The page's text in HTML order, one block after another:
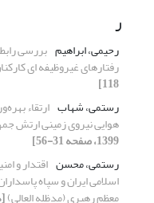
ر
رحیمی، ابراهیم بررسی
رفتارهای غیروظیفه ای
118]
رستمی، شهاب ارتقاء
هوایی نیروی زمینی ارتش
1399، صفحه 31-56]
رستمی، محسن اقتدار و
اسلامی ایران و سپاه
معظم رهبری (مدظله العالی)